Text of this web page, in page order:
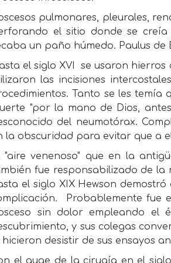
pulmonares, pleurales,
el sitio donde se
un paño húmedo. Paulus
el siglo XVI
se usaron hierros
las incisiones
Tanto se les
"por la mano de Dios,
del neumotórax.
la obscuridad para evitar que a
"aire venenoso" que en la
fue responsabilizado de la
el siglo XIX Hewson
Probablemente fue
sin dolor empleando el
y sus colegas
hicieron desistir de sus ensayos
el auge de la cirugía en el